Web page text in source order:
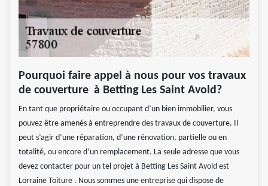
Pourquoi faire appel à nous pour vos travaux
de couverture à Betting Les Saint Avold?
En tant que propriétaire ou occupant d’un bien immobilier, vous
pouvez être amenés à entreprendre des travaux de couverture. Il
peut s’agir d’une réparation, d’une rénovation, partielle ou en
totalité, ou encore d’un remplacement. La seule adresse que vous
devez contacter pour un tel projet à Betting Les Saint Avold est
Lorraine Toiture . Nous sommes une entreprise qui dispose de